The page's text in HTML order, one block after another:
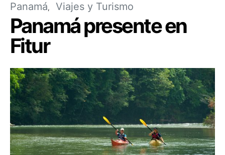
Panamá Viajes y Turismo
Panamá presente en
Fitur